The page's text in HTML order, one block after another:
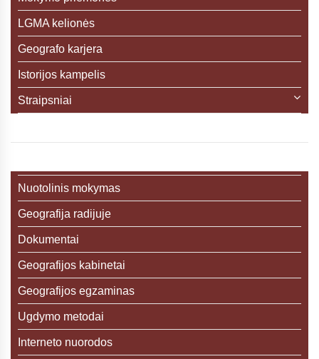
LGMA kelionės
Geografo karjera
Istorijos kampelis
Straipsniai
Nuotolinis mokymas
Geografija radijuje
Dokumentai
Geografijos kabinetai
Geografijos egzaminas
Ugdymo metodai
Interneto nuorodos